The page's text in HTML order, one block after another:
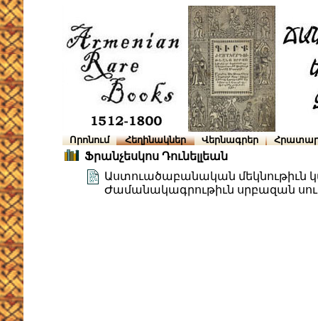
Որոնում Հեղինակներ Վերնագրեր
Ֆրանչեսկոս Դունելլեան
Աստուածաբանական մեկնութիւն
Ժամանակագրութիւն սրբազան